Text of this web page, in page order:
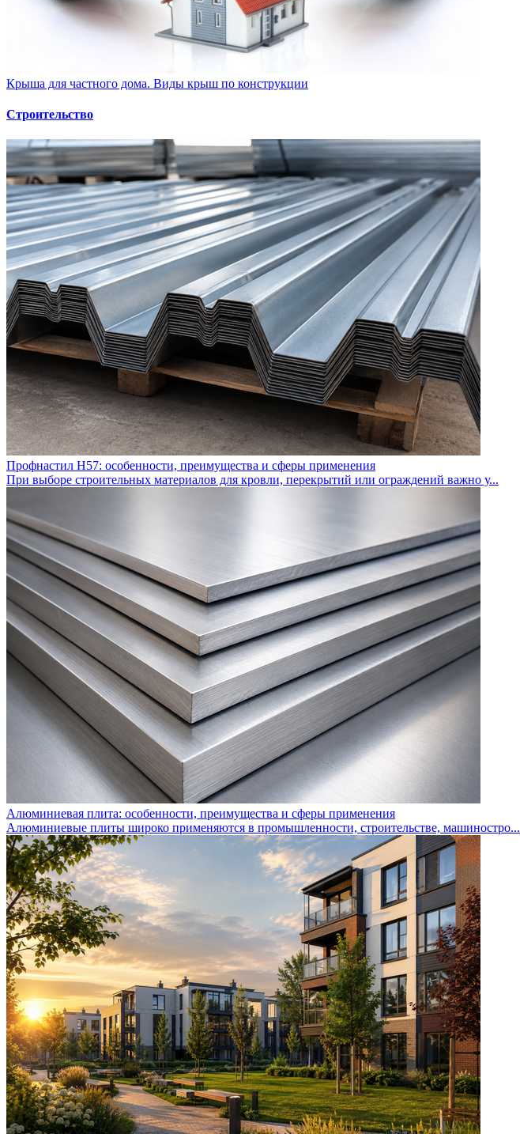
Крыша для частного дома. Виды крыш по конструкции
Строительство
Профнастил Н57: особенности, преимущества и сферы применения
При выборе строительных материалов для кровли, перекрытий или ограждений важно у...
Алюминиевая плита: особенности, преимущества и сферы применения
Алюминиевые плиты широко применяются в промышленности, строительстве, машиностро...